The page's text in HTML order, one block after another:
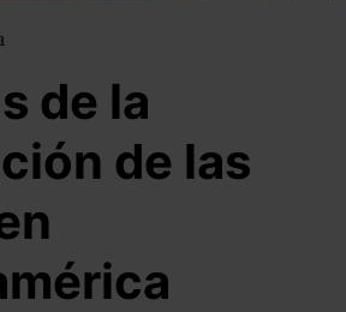
de la
de las